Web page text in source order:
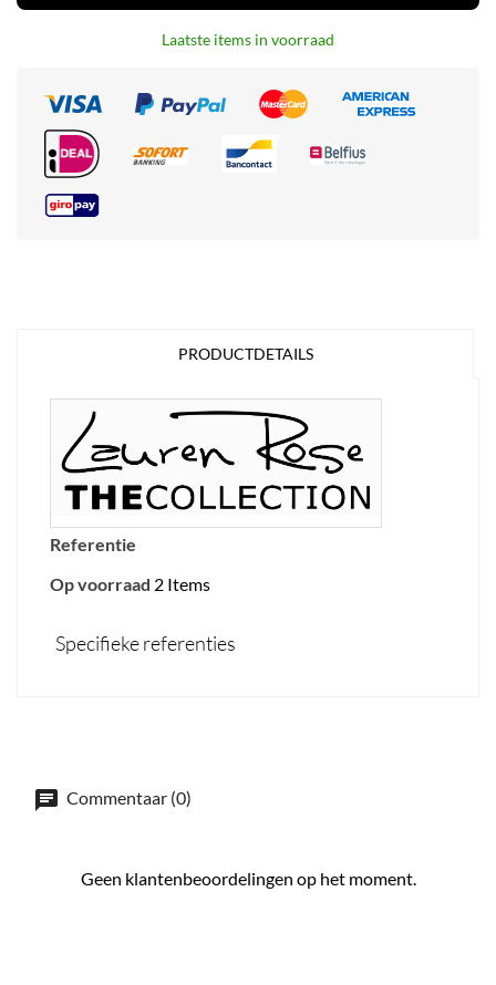
Laatste items in voorraad
PRODUCTDETAILS
Referentie
Op voorraad 2 Items
Specifieke referenties
Commentaar (0)
Geen klantenbeoordelingen op het moment.